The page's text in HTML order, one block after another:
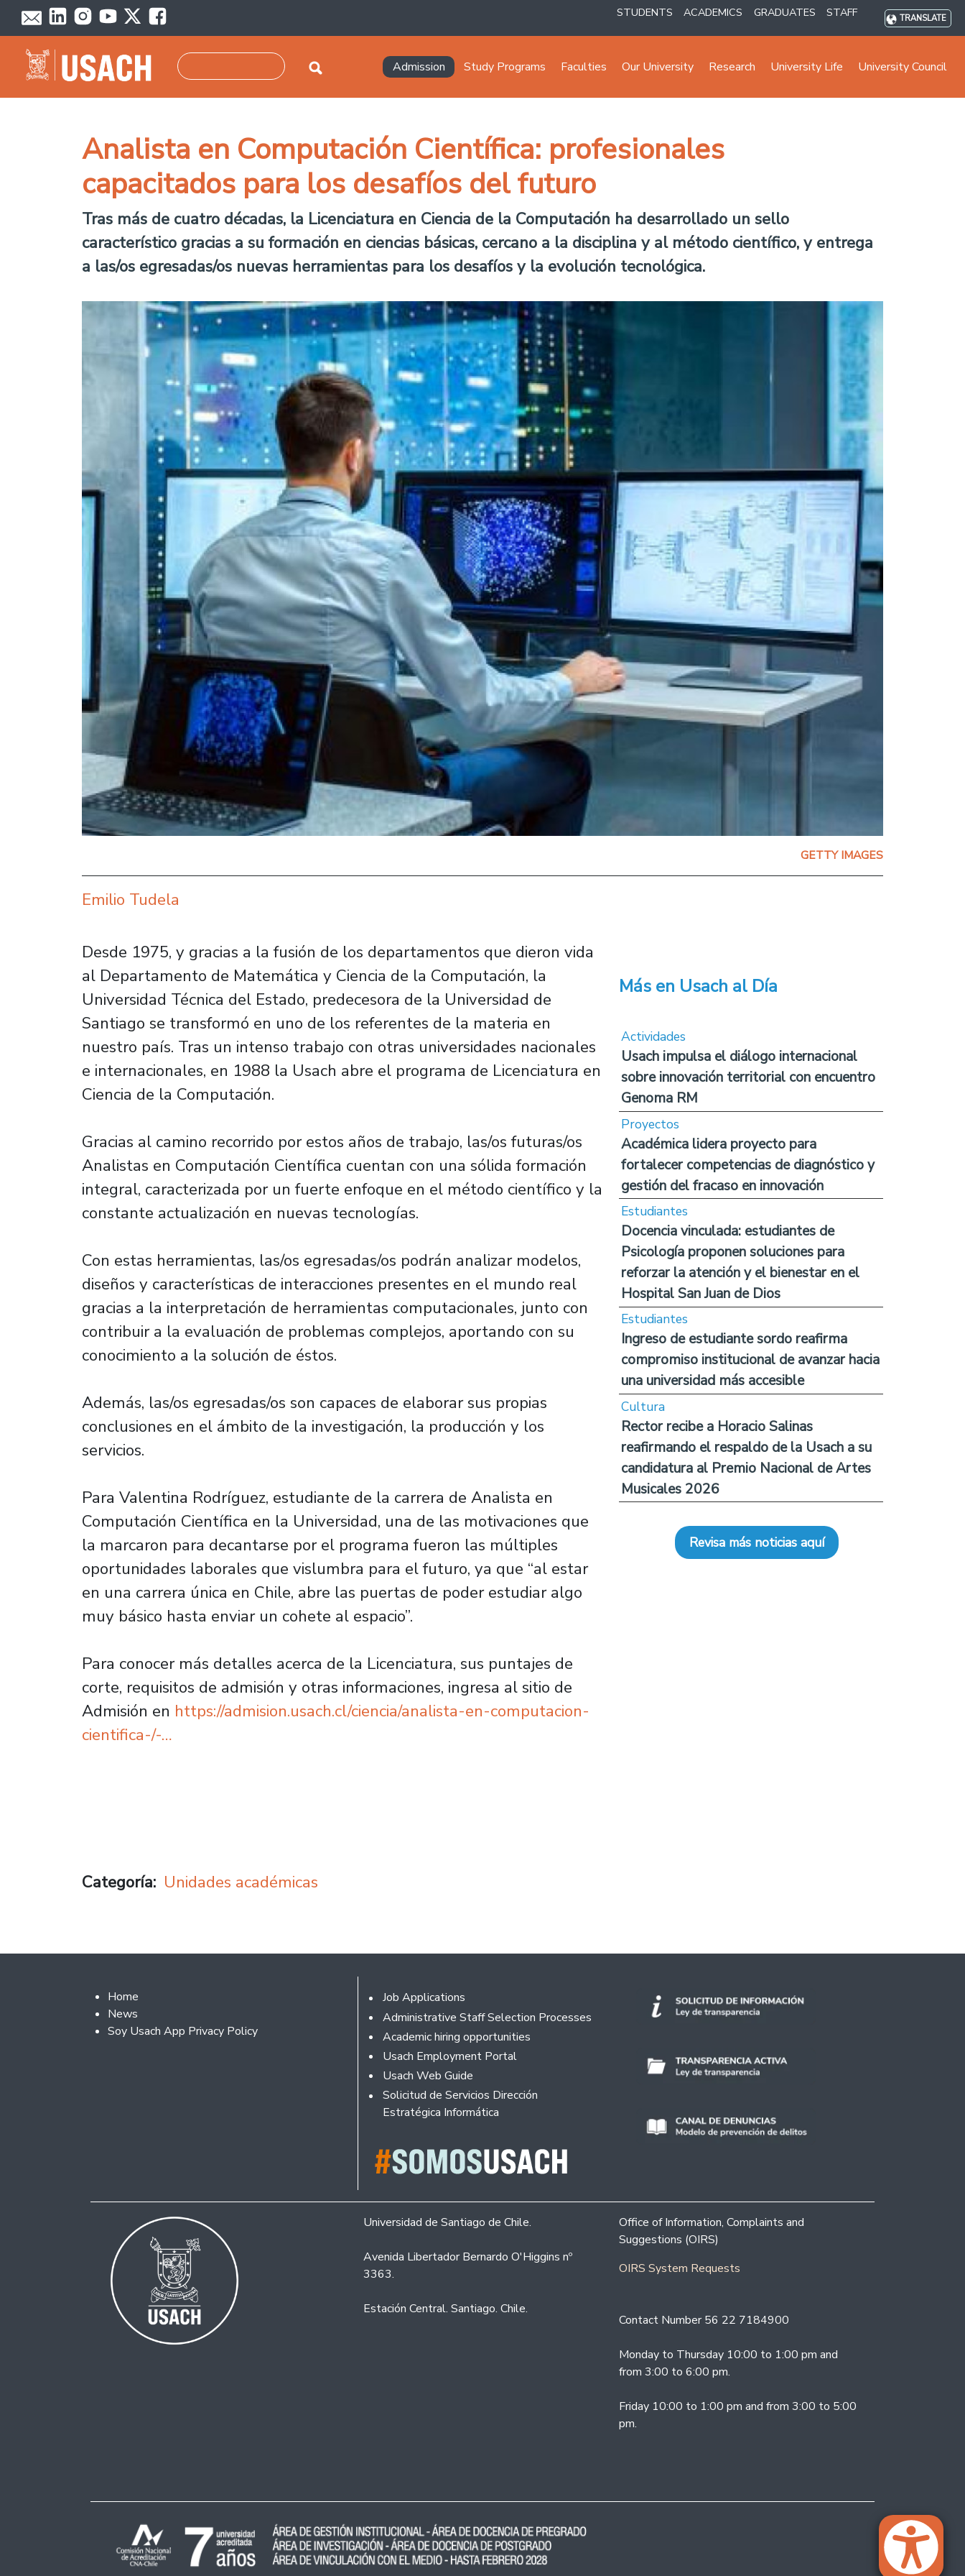
Skip to main content STUDENTS ACADEMICS GRADUATES STAFF TRANSLATE
Navegación principal
Admission Study Programs Faculties Our University Research University Life University Council
Analista en Computación Científica: profesionales
capacitados para los desafíos del futuro
Tras más de cuatro décadas, la Licenciatura en Ciencia de la Computación ha desarrollado un sello
característico gracias a su formación en ciencias básicas, cercano a la disciplina y al método científico, y entrega
a las/os egresadas/os nuevas herramientas para los desafíos y la evolución tecnológica.
GETTY IMAGES
Emilio Tudela
Desde 1975, y gracias a la fusión de los departamentos que dieron vida
al Departamento de Matemática y Ciencia de la Computación, la
Universidad Técnica del Estado, predecesora de la Universidad de
Santiago se transformó en uno de los referentes de la materia en
nuestro país. Tras un intenso trabajo con otras universidades nacionales
e internacionales, en 1988 la Usach abre el programa de Licenciatura en
Ciencia de la Computación.
Gracias al camino recorrido por estos años de trabajo, las/os futuras/os
Analistas en Computación Científica cuentan con una sólida formación
integral, caracterizada por un fuerte enfoque en el método científico y la
constante actualización en nuevas tecnologías.
Con estas herramientas, las/os egresadas/os podrán analizar modelos,
diseños y características de interacciones presentes en el mundo real
gracias a la interpretación de herramientas computacionales, junto con
contribuir a la evaluación de problemas complejos, aportando con su
conocimiento a la solución de éstos.
Además, las/os egresadas/os son capaces de elaborar sus propias
conclusiones en el ámbito de la investigación, la producción y los
servicios.
Para Valentina Rodríguez, estudiante de la carrera de Analista en
Computación Científica en la Universidad, una de las motivaciones que
la marcaron para decantarse por el programa fueron las múltiples
oportunidades laborales que vislumbra para el futuro, ya que “al estar
en una carrera única en Chile, abre las puertas de poder estudiar algo
muy básico hasta enviar un cohete al espacio”.
Para conocer más detalles acerca de la Licenciatura, sus puntajes de
corte, requisitos de admisión y otras informaciones, ingresa al sitio de
Admisión en https://admision.usach.cl/ciencia/analista-en-computacion-
cientifica-/-…
Categoría Unidades académicas
Más en Usach al Día
Actividades
Usach impulsa el diálogo internacional
sobre innovación territorial con encuentro
Genoma RM
Proyectos
Académica lidera proyecto para
fortalecer competencias de diagnóstico y
gestión del fracaso en innovación
Estudiantes
Docencia vinculada: estudiantes de
Psicología proponen soluciones para
reforzar la atención y el bienestar en el
Hospital San Juan de Dios
Estudiantes
Ingreso de estudiante sordo reafirma
compromiso institucional de avanzar hacia
una universidad más accesible
Cultura
Rector recibe a Horacio Salinas
reafirmando el respaldo de la Usach a su
candidatura al Premio Nacional de Artes
Musicales 2026
Revisa más noticias aquí
Footer 2
Home
News
Soy Usach App Privacy Policy
Footer
Job Applications
Administrative Staff Selection Processes
Academic hiring opportunities
Usach Employment Portal
Usach Web Guide
Solicitud de Servicios Dirección
Estratégica Informática
Universidad de Santiago de Chile.
Avenida Libertador Bernardo O'Higgins nº
3363.
Estación Central. Santiago. Chile.
Office of Information, Complaints and
Suggestions (OIRS)
OIRS System Requests
Contact Number 56 22 7184900
Monday to Thursday 10:00 to 1:00 pm and
from 3:00 to 6:00 pm.
Friday 10:00 to 1:00 pm and from 3:00 to 5:00
pm.